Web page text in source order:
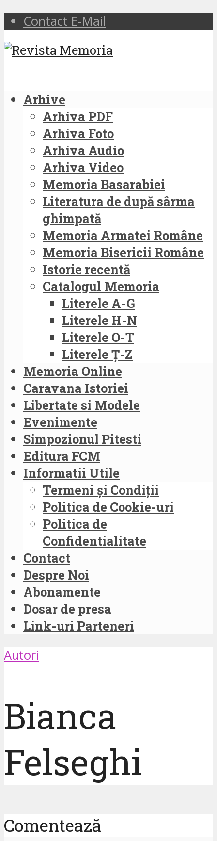
Contact E-Mail
Arhive
Arhiva PDF
Arhiva Foto
Arhiva Audio
Arhiva Video
Memoria Basarabiei
Literatura de după sârma
ghimpată
Memoria Armatei Române
Memoria Bisericii Române
Istorie recentă
Catalogul Memoria
Literele A-G
Literele H-N
Literele O-T
Literele Ț-Z
Memoria Online
Caravana Istoriei
Libertate si Modele
Evenimente
Simpozionul Pitesti
Editura FCM
Informatii Utile
Termeni și Condiții
Politica de Cookie-uri
Politica de
Confidentialitate
Contact
Despre Noi
Abonamente
Dosar de presa
Link-uri Parteneri
Autori
Bianca
Felseghi
Comentează